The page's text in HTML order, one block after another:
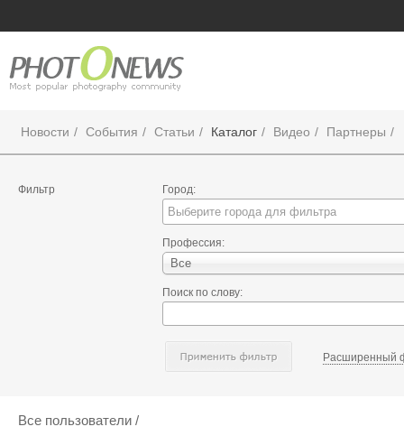
Новости События Статьи Каталог Видео Партнеры
Фильтр Город:
Профессия:
Все
Поиск по слову:
Расширенный
Все пользователи /